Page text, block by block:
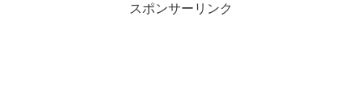
スポンサーリンク